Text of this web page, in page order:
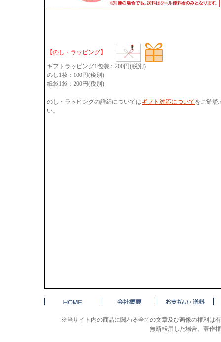
【のし・ラッピング】
ギフトラッピング1包装：200円(税別)
のし1枚：100円(税別)
紙袋1袋：200円(税別)
のし・ラッピングの詳細についてはギフト対応についてをご確認
い。
※当サイト内の商品に関わる全ての文章及び画像の権利は
無断転用した場合、著作